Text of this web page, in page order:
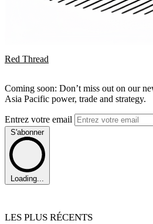
Red Thread
Coming soon: Don’t miss out on our
Asia Pacific power, trade and strategy.
Entrez votre email
S'abonner
Loading...
LES PLUS RÉCENTS